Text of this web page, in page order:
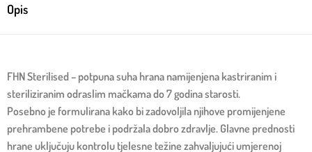
Opis
FHN Sterilised – potpuna suha hrana namijenjena kastriranim i
steriliziranim odraslim mačkama do 7 godina starosti.
Posebno je formulirana kako bi zadovoljila njihove promijenjene
prehrambene potrebe i podržala dobro zdravlje. Glavne prednosti
hrane uključuju kontrolu tjelesne težine zahvaljujući umjerenoj